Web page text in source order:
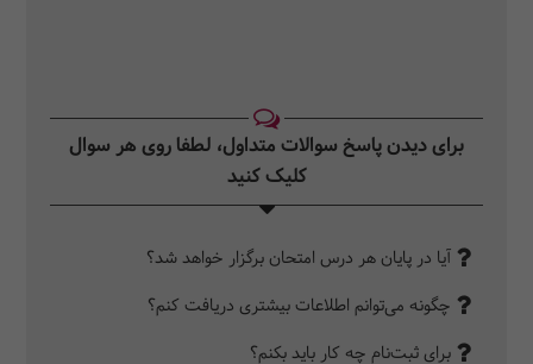
برای دیدن پاسخ سوالات متداول، لطفا روی هر سوال
کلیک کنید‎
آیا در پایان هر درس امتحان برگزار خواهد شد؟
چگونه می‌توانم اطلاعات بیشتری دریافت کنم؟
برای ثبت‌نام چه کار باید بکنم؟